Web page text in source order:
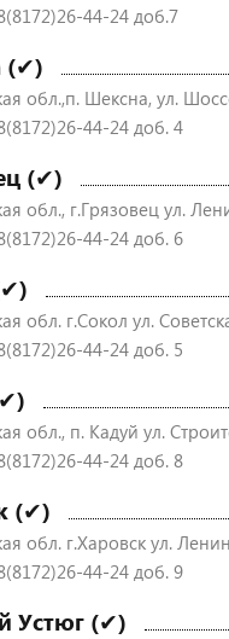
44-24 доб.7
(✔)
обл.,п. Шексна, ул.
44-24 доб. 4
(✔)
обл., г.Грязовец ул.
44-24 доб. 6
обл. г.Сокол ул.
44-24 доб. 5
обл., п. Кадуй ул.
44-24 доб. 8
(✔)
обл. г.Харовск ул.
44-24 доб. 9
Устюг (✔)